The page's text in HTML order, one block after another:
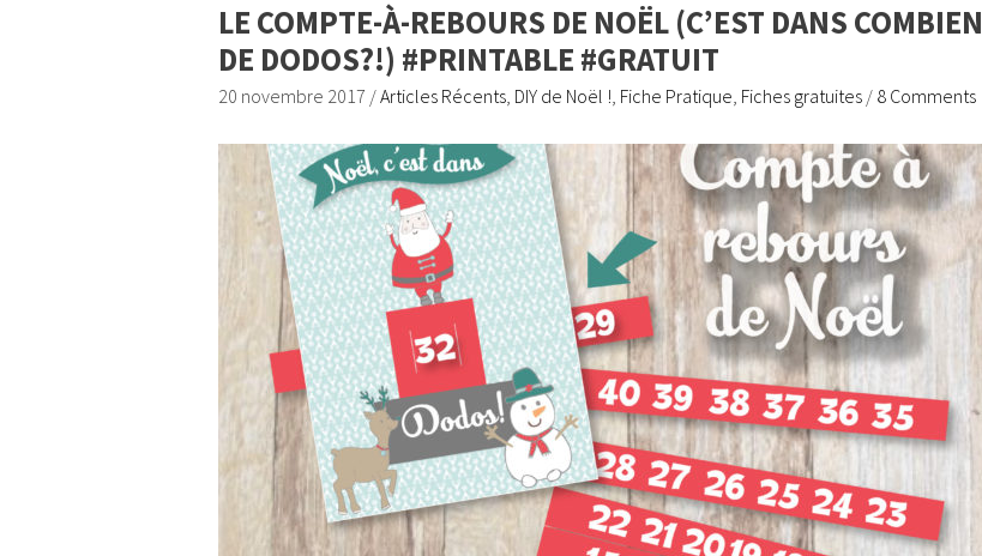
LE COMPTE-À-REBOURS DE NOËL (C’EST DANS COMBIEN
DE DODOS?!) #PRINTABLE #GRATUIT
20 novembre 2017 /Articles Récents DIY de Noël ! Fiche Pratique Fiches gratuites / 8 Comments